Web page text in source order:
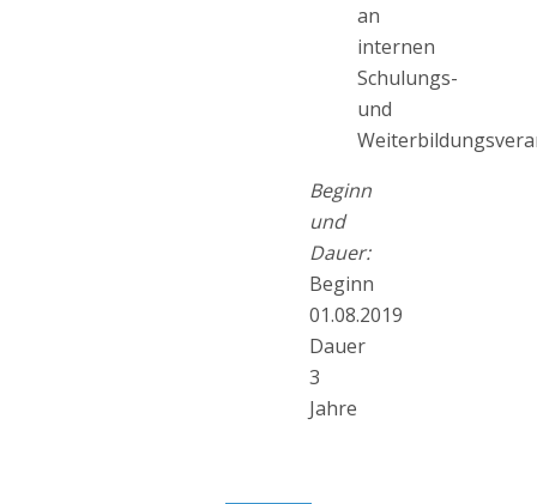
an
internen
Schulungs-
und
Beginn
und
Dauer:
Beginn
01.08.2019
Dauer
3
Jahre